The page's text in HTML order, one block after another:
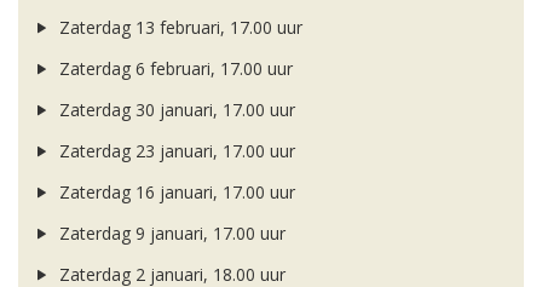
Zaterdag 13 februari, 17.00 uur
Zaterdag 6 februari, 17.00 uur
Zaterdag 30 januari, 17.00 uur
Zaterdag 23 januari, 17.00 uur
Zaterdag 16 januari, 17.00 uur
Zaterdag 9 januari, 17.00 uur
Zaterdag 2 januari, 18.00 uur